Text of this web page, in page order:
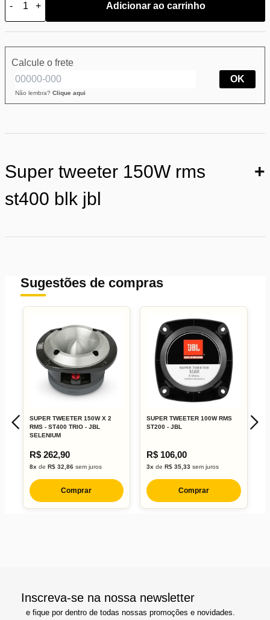
- + Adicionar ao carrinho
Calcule o frete
Não lembra? Clique aqui
OK
Super tweeter 150W rms
st400 blk jbl
+
Sugestões de compras
SUPER TWEETER 150W X 2
RMS - ST400 TRIO - JBL
SELENIUM
R$ 262,90
8x de R$ 32,86sem juros
Comprar
SUPER TWEETER 100W RMS
ST200 - JBL
R$ 106,00
3x deR$ 35,33 sem juros
Comprar
Inscreva-se na nossa newsletter
e fique por dentro de todas nossas promoções e novidades.